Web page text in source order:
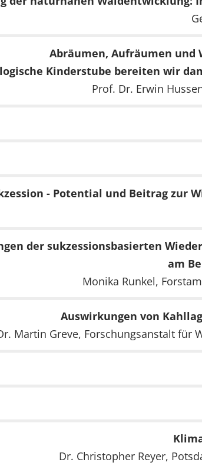
Abräumen, Aufräumen und
Kinderstube bereiten wir
Prof. Dr. Erwin
- Potential und Beitrag zur
der sukzessionsbasierten
am
Monika Runkel,
Auswirkungen von
Martin Greve, Forschungsanstalt für
Dr. Christopher Reyer,